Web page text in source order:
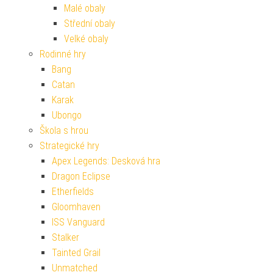
Malé obaly
Střední obaly
Velké obaly
Rodinné hry
Bang
Catan
Karak
Ubongo
Škola s hrou
Strategické hry
Apex Legends: Desková hra
Dragon Eclipse
Etherfields
Gloomhaven
ISS Vanguard
Stalker
Tainted Grail
Unmatched